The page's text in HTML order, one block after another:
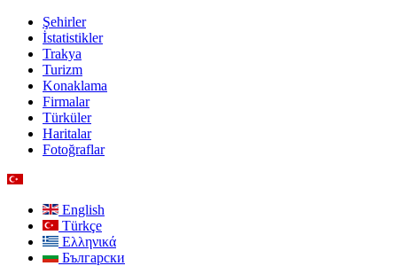
Şehirler
İstatistikler
Trakya
Turizm
Konaklama
Firmalar
Türküler
Haritalar
Fotoğraflar
English
Türkçe
Ελληνικά
Български